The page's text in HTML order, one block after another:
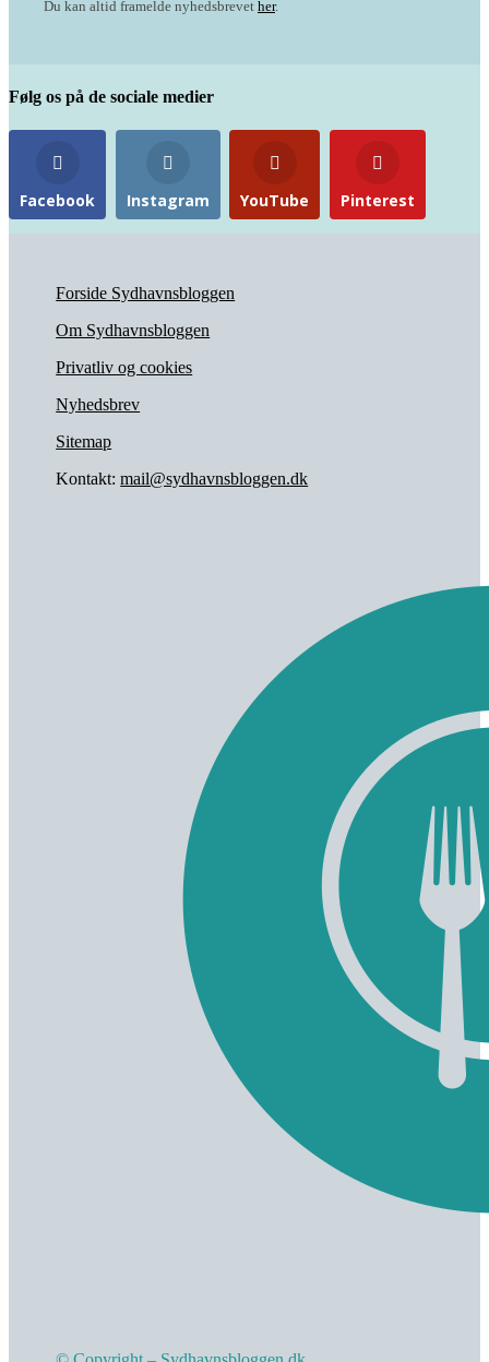
Du kan altid framelde nyhedsbrevet her.
Følg os på de sociale medier
Facebook Instagram YouTube Pinterest
Forside Sydhavnsbloggen
Om Sydhavnsbloggen
Privatliv og cookies
Nyhedsbrev
Sitemap
Kontakt:mail@sydhavnsbloggen.dk